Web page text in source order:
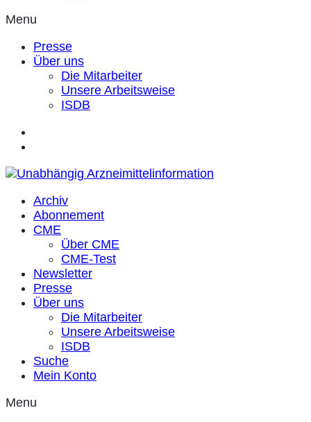
Menu
Presse
Über uns
Die Mitarbeiter
Unsere Arbeitsweise
ISDB
Archiv
Abonnement
CME
Über CME
CME-Test
Newsletter
Presse
Über uns
Die Mitarbeiter
Unsere Arbeitsweise
ISDB
Suche
Mein Konto
Menu